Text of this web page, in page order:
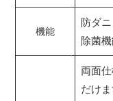
機能
防ダ
除菌
両面
だけ